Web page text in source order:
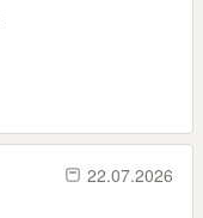
22.07.2026